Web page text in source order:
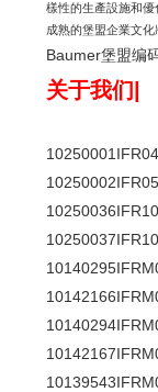
樣性的生產設施和
成熟的堡盟企業文
Baumer堡盟编
关于我们